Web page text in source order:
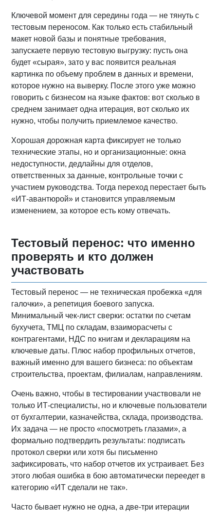
Ключевой момент для середины года — не тянуть с
тестовым переносом. Как только есть стабильный
макет новой базы и понятные требования,
запускаете первую тестовую выгрузку: пусть она
будет «сырая», зато у вас появится реальная
картинка по объему проблем в данных и времени,
которое нужно на выверку. После этого уже можно
говорить с бизнесом на языке фактов: вот сколько в
среднем занимает одна итерация, вот сколько их
нужно, чтобы получить приемлемое качество.
Хорошая дорожная карта фиксирует не только
технические этапы, но и организационные: окна
недоступности, дедлайны для отделов,
ответственных за данные, контрольные точки с
участием руководства. Тогда переход перестает быть
«ИТ‑авантюрой» и становится управляемым
изменением, за которое есть кому отвечать.
Тестовый перенос: что именно
проверять и кто должен
участвовать
Тестовый перенос — не техническая пробежка «для
галочки», а репетиция боевого запуска.
Минимальный чек‑лист сверки: остатки по счетам
бухучета, ТМЦ по складам, взаиморасчеты с
контрагентами, НДС по книгам и декларациям на
ключевые даты. Плюс набор профильных отчетов,
важный именно для вашего бизнеса: по объектам
строительства, проектам, филиалам, направлениям.
Очень важно, чтобы в тестировании участвовали не
только ИТ‑специалисты, но и ключевые пользователи
от бухгалтерии, казначейства, склада, производства.
Их задача — не просто «посмотреть глазами», а
формально подтвердить результаты: подписать
протокол сверки или хотя бы письменно
зафиксировать, что набор отчетов их устраивает. Без
этого любая ошибка в бою автоматически переедет в
категорию «ИТ сделали не так».
Часто бывает нужно не одна, а две‑три итерации